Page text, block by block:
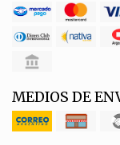
MEDIOS DE